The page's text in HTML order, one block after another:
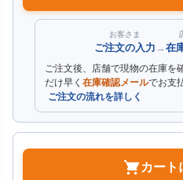
お客さま
ご注文の入力 → 在
ご注文後、店舗で現物の在庫を
だけ早く 在庫確認メールでお支
ご注文の流れを詳しく
カート